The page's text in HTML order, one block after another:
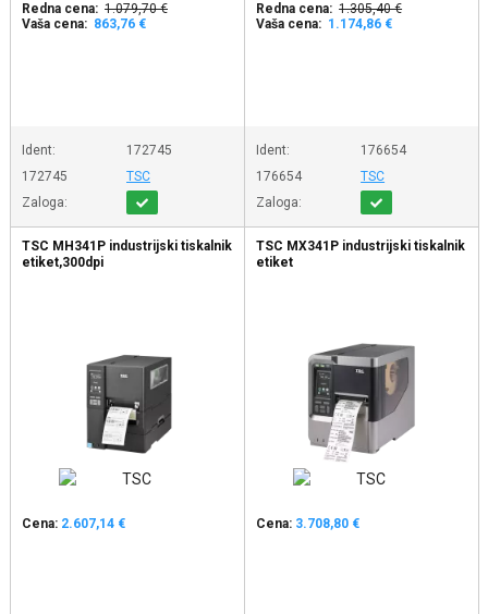
Redna cena: 1.079,70 €
Vaša cena: 863,76 €
Ident:
172745
172745
TSC
Zaloga:
Redna cena: 1.305,40 €
Vaša cena: 1.174,86 €
Ident:
176654
176654
TSC
Zaloga:
TSC MH341P industrijski tiskalnik
etiket,300dpi
Cena: 2.607,14 €
TSC MX341P industrijski tiskalnik
etiket
Cena: 3.708,80 €